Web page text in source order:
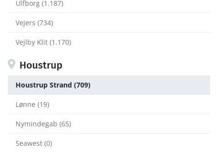
Ulfborg (1.187)
Vejers (734)
Vejlby Klit (1.170)
Houstrup
Houstrup Strand (709)
Lønne (19)
Nymindegab (65)
Seawest (0)